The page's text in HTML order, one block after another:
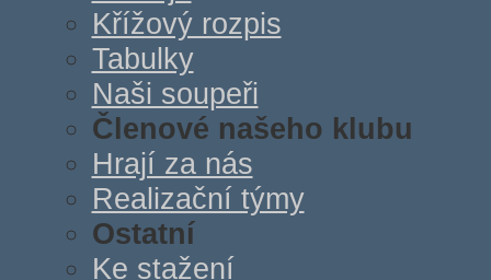
Křížový rozpis
Tabulky
Naši soupeři
Členové našeho klubu
Hrají za nás
Realizační týmy
Ostatní
Ke stažení